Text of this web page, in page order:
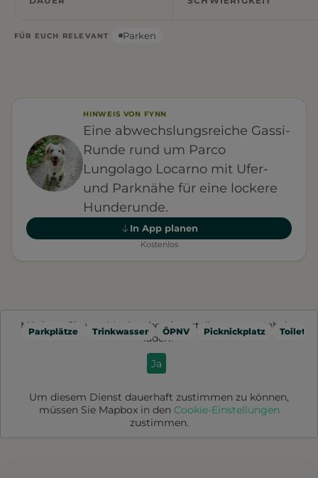
FÜR EUCH RELEVANT Parken
HINWEIS VON FYNN
Eine abwechslungsreiche Gassi-
Runde rund um Parco
Lungolago Locarno mit Ufer-
und Parknähe für eine lockere
Hunderunde.
In App planen
Kostenlos
Parkplätze Trinkwasser ÖPNV Picknickplatz
Möchten Sie von Mapbox
bereitgestellte externe Inhalte
laden?
Ja
Um diesem Dienst dauerhaft zustimmen zu können,
müssen Sie Mapboxin den Cookie-Einstellungen
zustimmen.